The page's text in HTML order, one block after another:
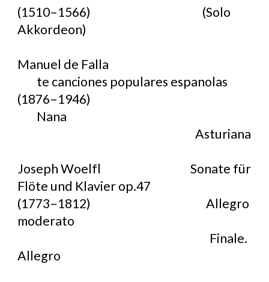
(1510–1566)
(Solo
Akkordeon)
Manuel de Falla
te canciones populares espanolas
(1876–1946)
Nana
Asturiana
Joseph Woelfl
Sonate für
Flöte und Klavier op.47
(1773–1812) Allegro
moderato
Finale.
Allegro